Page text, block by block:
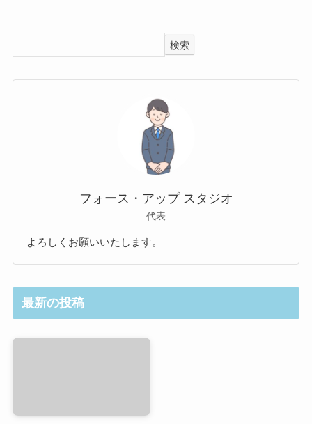
検索
フォース・アップ スタジオ
代表
よろしくお願いいたします。
最新の投稿